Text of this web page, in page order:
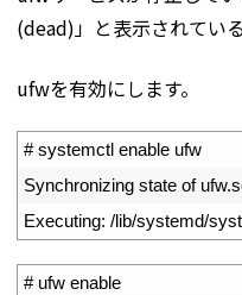
(dead)」と表示されてい
ufwを有効にします。
# systemctl enable ufw
Synchronizing state of ufw.
Executing: /lib/systemd/
# ufw enable